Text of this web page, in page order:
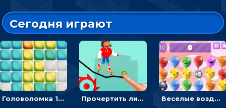
Сегодня играют
Головоломка 10х10 Прочертить линию, чтобы проехать на скейте, через преграды к финишу - для мальчиков Веселые воздушные шары: соедини одноцветные в линию